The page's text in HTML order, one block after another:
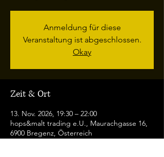
Anmeldung für diese
Veranstaltung ist abgeschlossen.
Okay
Zeit & Ort
13. Nov. 2026, 19:30 – 22:00
hops&malt trading e.U., Maurachgasse 16,
6900 Bregenz, Österreich